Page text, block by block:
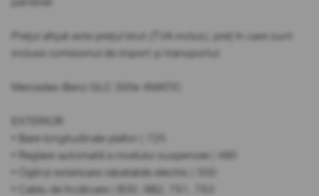
Prețul afișat este prețul brut (TVA inclus), preț în care sunt
incluse comisionul de import și transportul.
Mercedes-Benz GLC 300e 4MATIC
• Bare longitudinale plafon | 725
• Reglare automată a nivelului suspensiei | 480
• Oglinzi exterioare rabatabile electric | 500
• Cablu de încărcare | B30, 9B2, 7S1, 7S3